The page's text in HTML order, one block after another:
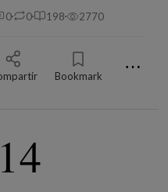
0 0 198 2770
Bookmark ⋯